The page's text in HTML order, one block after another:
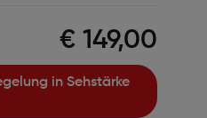
€ 149,00